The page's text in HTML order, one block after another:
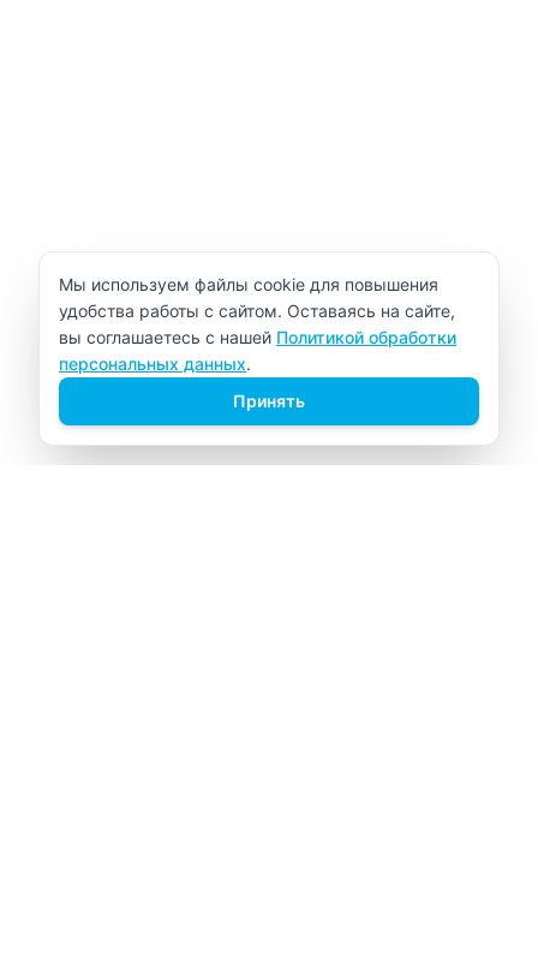
Уведомление об использовании cookie
Мы используем файлы cookie для повышения
удобства работы с сайтом. Оставаясь на сайте,
вы соглашаетесь с нашей Политикой обработки
персональных данных.
Принять